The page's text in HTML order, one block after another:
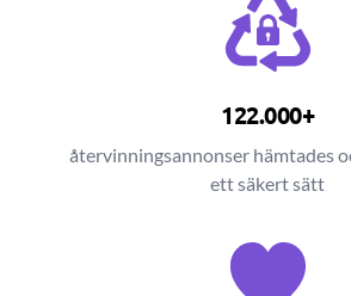
122.000+
återvinningsannonser hämtades
ett säkert sätt